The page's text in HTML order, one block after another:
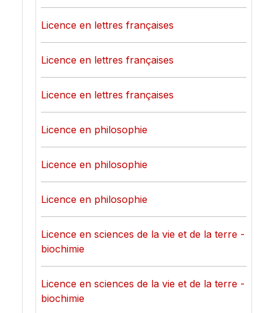
Licence en lettres françaises
Licence en lettres françaises
Licence en lettres françaises
Licence en philosophie
Licence en philosophie
Licence en philosophie
Licence en sciences de la vie et de la terre -
biochimie
Licence en sciences de la vie et de la terre -
biochimie